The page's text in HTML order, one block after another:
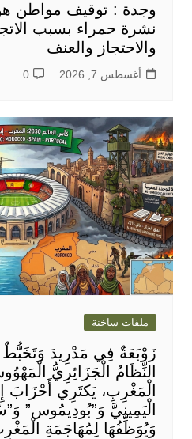
وجدة : توقيف مواطن
نشرة حمراء بسبب
والاحتجاز والعنف
أغسطس 7, 2026 0
ملفات ساخنة
زَوْبَعَةٌ فِي مَدْرِيدَ وَتَخَبُّطٌ
النِّظَامُ الْجَزَائِرِيُّ
الْمَغْرِبِ، يَكتَرِي أَحْزَابَ
الْيَمِينِيَّ وَ”بُودِيمُوس”
وَيُوَظِّفُهَا لِمُهَاجَمَةِ